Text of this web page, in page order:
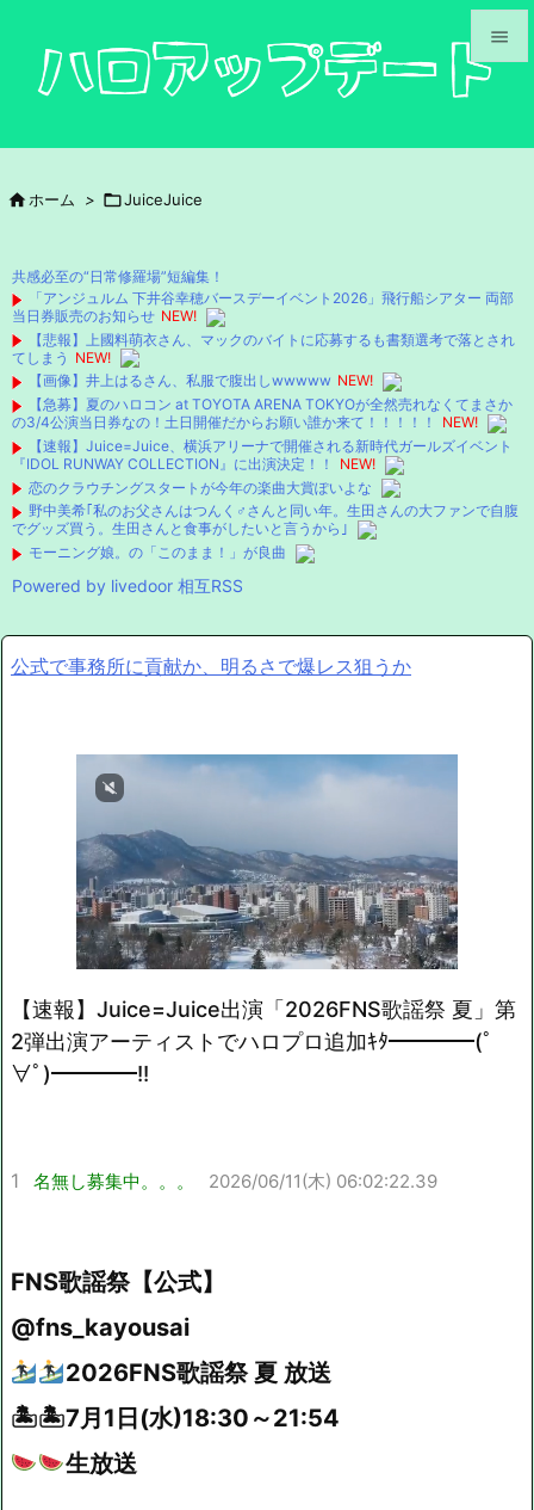



次へ

 ホーム > JuiceJuice
共感必至の“日常修羅場”短編集！
「アンジュルム 下井谷幸穂バースデーイベント2026」飛行船シアター 両部
当日券販売のお知らせ NEW!
【悲報】上國料萌衣さん、マックのバイトに応募するも書類選考で落とされ
てしまう NEW!
【画像】井上はるさん、私服で腹出しwwwww NEW!
【急募】夏のハロコン at TOYOTA ARENA TOKYOが全然売れなくてまさか
の3/4公演当日券なの！土日開催だからお願い誰か来て！！！！！
NEW!
【速報】Juice=Juice、横浜アリーナで開催される新時代ガールズイベント
『IDOL RUNWAY COLLECTION』に出演決定！！
NEW!
恋のクラウチングスタートが今年の楽曲大賞ぽいよな
野中美希｢私のお父さんはつんく♂さんと同い年。生田さんの大ファンで自腹
でグッズ買う。生田さんと食事がしたいと言うから｣
モーニング娘。の「このまま！」が良曲
Powered by livedoor 相互RSS
公式で事務所に貢献か、明るさで爆レス狙うか
【速報】Juice=Juice出演「2026FNS歌謡祭 夏」第
2弾出演アーティストでハロプロ追加ｷﾀ━━━━(ﾟ
∀ﾟ)━━━━!!
1 名無し募集中。。。 2026/06/11(木) 06:02:22.39
FNS歌謡祭【公式】
@fns_kayousai
2026FNS歌謡祭 夏 放送
🏝🏝7月1日(水)18:30～21:54
生放送